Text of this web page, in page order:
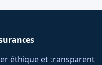
éthique et transparent